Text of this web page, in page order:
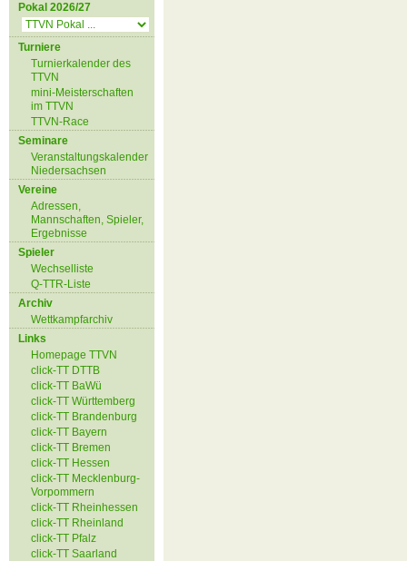
Pokal 2026/27
Turniere
Turnierkalender des
TTVN
mini-Meisterschaften
im TTVN
TTVN-Race
Seminare
Veranstaltungskalender
Niedersachsen
Vereine
Adressen,
Mannschaften, Spieler,
Ergebnisse
Spieler
Wechselliste
Q-TTR-Liste
Archiv
Wettkampfarchiv
Links
Homepage TTVN
click-TT DTTB
click-TT BaWü
click-TT Württemberg
click-TT Brandenburg
click-TT Bayern
click-TT Bremen
click-TT Hessen
click-TT Mecklenburg-
Vorpommern
click-TT Rheinhessen
click-TT Rheinland
click-TT Pfalz
click-TT Saarland